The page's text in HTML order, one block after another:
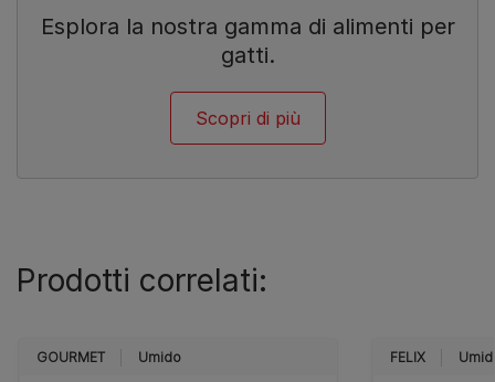
Esplora la nostra gamma di alimenti per
gatti.
Scopri di più
Prodotti correlati:
GOURMET Umido FELIX